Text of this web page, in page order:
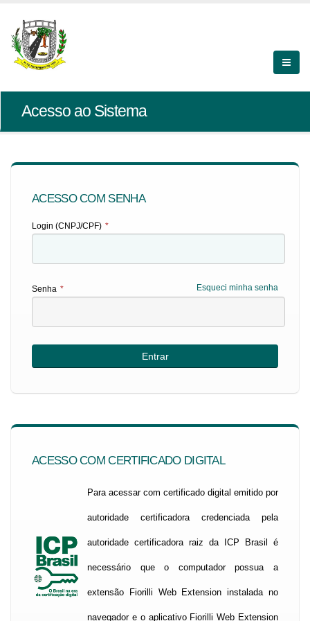
Acesso ao Sistema
ACESSO COM SENHA
Login (CNPJ/CPF) *
Esqueci minha senha
Senha *
ACESSO COM CERTIFICADO DIGITAL
Para acessar com certificado digital emitido por
autoridade certificadora credenciada pela
autoridade certificadora raiz da ICP Brasil é
necessário que o computador possua a
extensão Fiorilli Web Extension instalada no
navegador e o aplicativo Fiorilli Web Extension